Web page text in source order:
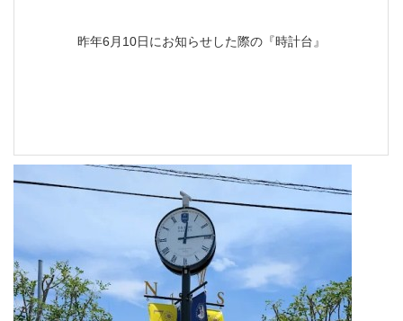
昨年6月10日にお知らせした際の『時計台』